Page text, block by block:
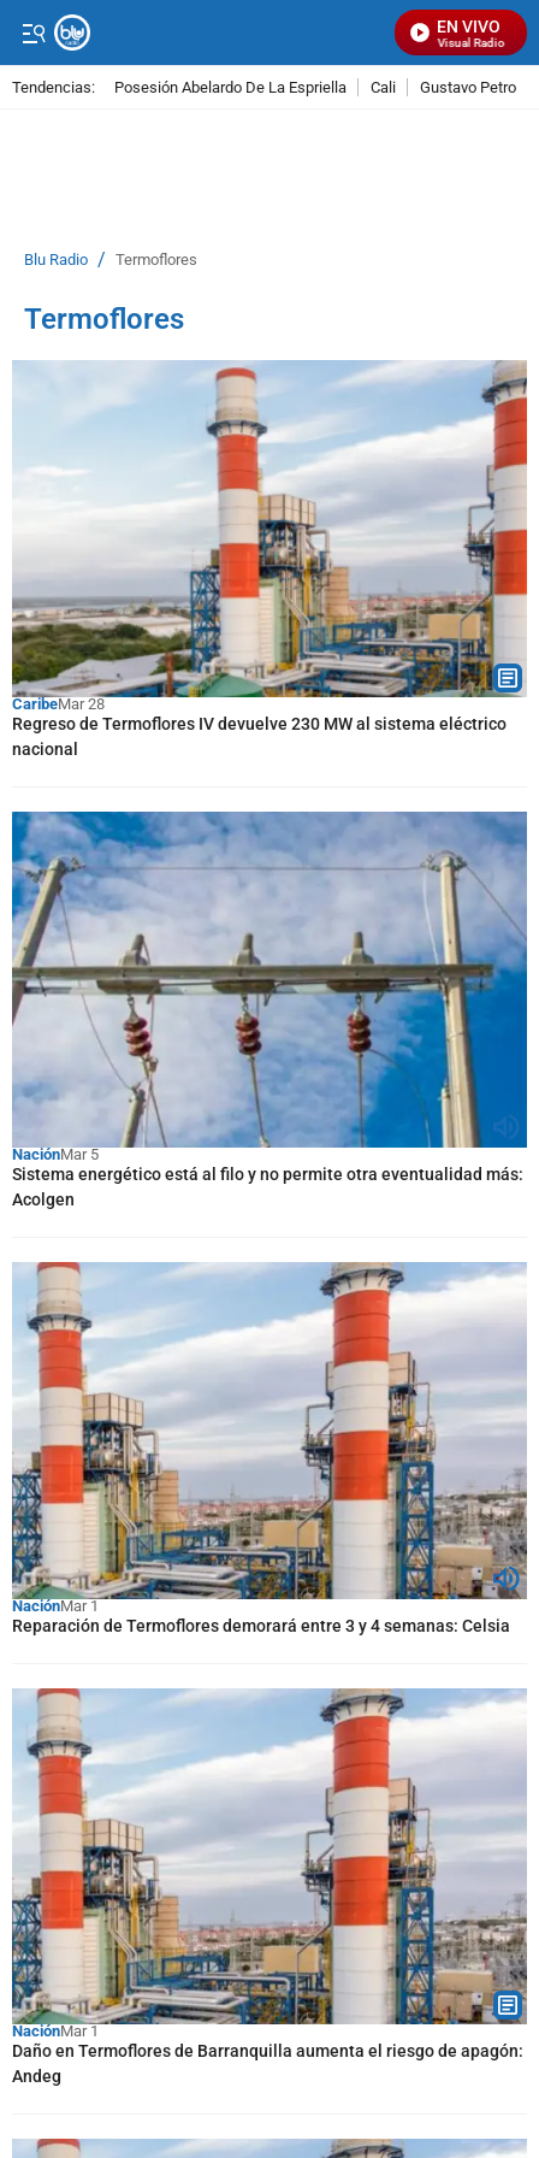
EN VIVO
Señal Visual Radio
Tendencias: Posesión Abelardo De La Espriella Cali Gustavo Petro
Blu Radio / Termoflores
Termoflores
CaribeMar 28
Regreso de Termoflores IV devuelve 230 MW al sistema eléctrico
nacional
NaciónMar 5
Sistema energético está al filo y no permite otra eventualidad más:
Acolgen
NaciónMar 1
Reparación de Termoflores demorará entre 3 y 4 semanas: Celsia
NaciónMar 1
Daño en Termoflores de Barranquilla aumenta el riesgo de apagón:
Andeg